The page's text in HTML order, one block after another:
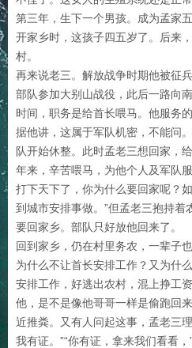
第三年，生下一个男孩。成为孟家
开家乡时，这孩子四五岁了。后来
村。
再来说老三。解放战争时期他被征
部队参加大别山战役，此后一路向
时间，职务是给首长喂马。他服务
据他讲，这属于军队机密，不能问
队开始休整。此时孟老三想回家，
年来，辛苦喂马，为他个人及军队
打下天下了，你为什么要回家呢？
到城市安排事做。”但孟老三抱持着
要回家乡。部队只好放他回来了。
回到家乡，仍在村里务农，一辈子
为什么不让首长安排工作？又为什
安排工作，好逃出农村，混上挣工
他，是不是像他哥哥一样是偷跑回
近推粪。又有人问起这事，孟老三
我有证。”“你有证，拿来我们看看